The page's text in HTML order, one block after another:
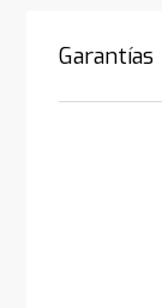
Garantías